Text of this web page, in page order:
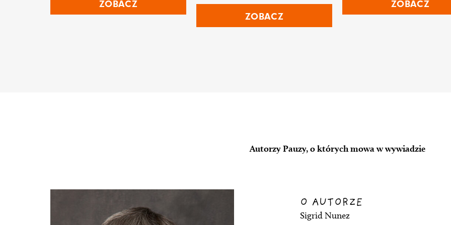
ZOBACZ
ZOBACZ
ZOBACZ
Autorzy Pauzy, o których mowa w wywiadzie
O AUTORZE
Sigrid Nunez